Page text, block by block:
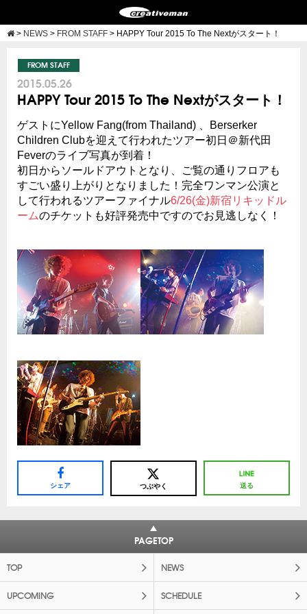
> NEWS > FROM STAFF > HAPPY Tour 2015 To The Nextがスタート！
FROM STAFF
2015.05.26
HAPPY Tour 2015 To The Nextがスタート！
ゲストにYellow Fang(from Thailand) 、Berserker
Children Clubを迎えて行われたツアー初日＠新代田
Feverのライブ写真が到着！
初日からソールドアウトとなり、ご覧の通りフロアも
すごい盛り上がりとなりました！完全ワンマン公演と
して行われるツアーファイナル6/26(金)新宿リキッドル
ームのチケットも好評発売中ですのでお見逃しなく！
シェア つぶやく 送る
PAGETOP
TOP NEWS
UPCOMING SCHEDULE